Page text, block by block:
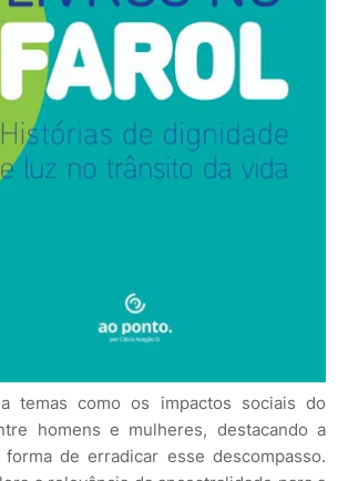
temas como os impactos sociais do
homens e mulheres, destacando a
de erradicar esse descompasso.